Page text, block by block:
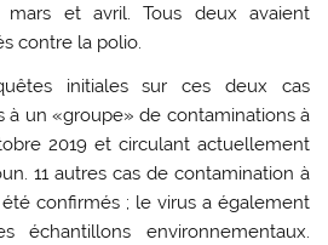
et avril. Tous deux avaient
contre la polio.
initiales sur ces deux cas
à un «groupe» de contaminations à
2019 et circulant actuellement
11 autres cas de contamination à
confirmés ; le virus a également
échantillons environnementaux.